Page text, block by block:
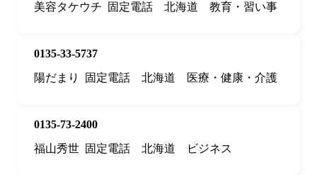
美容タケウチ
固定電話 北海道 教育・習い事
0135-33-5737
陽だまり
固定電話 北海道 医療・健康・介護
0135-73-2400
福山秀世 固定電話 北海道 ビジネス